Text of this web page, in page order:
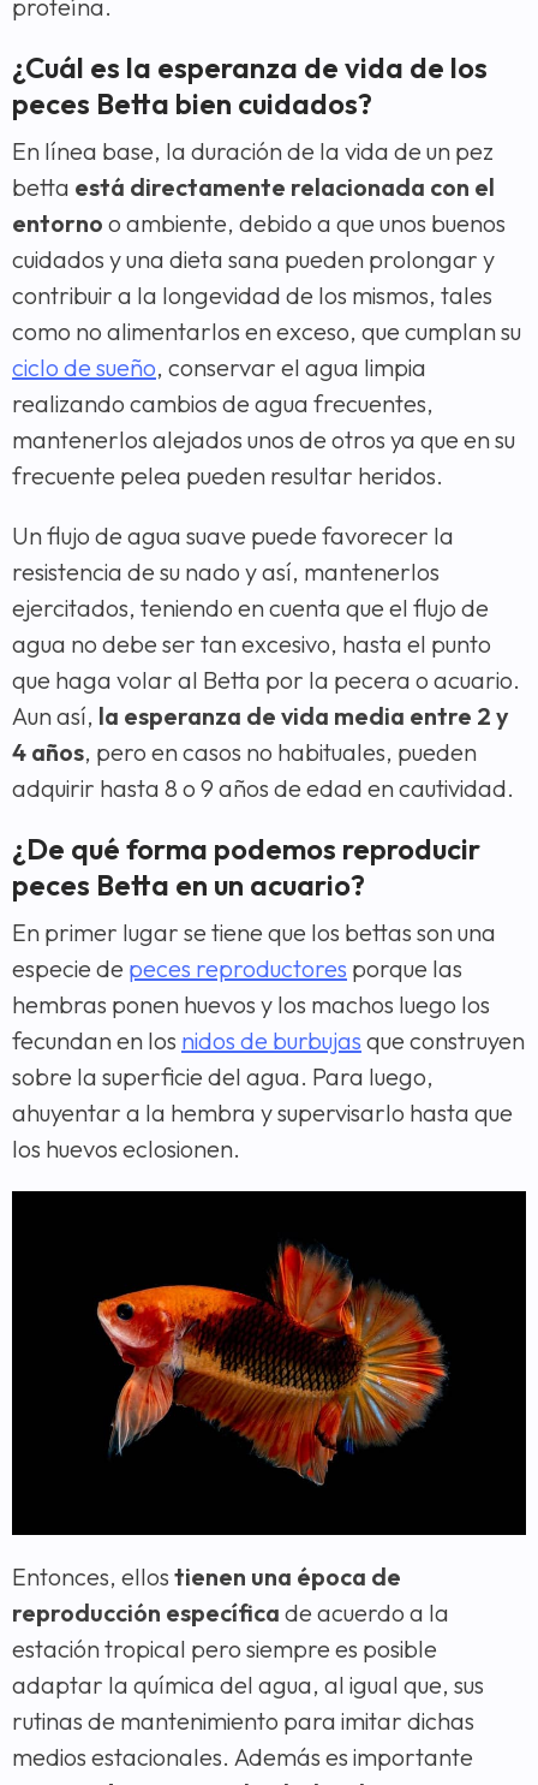
proteína.
¿Cuál es la esperanza de vida de los
peces Betta bien cuidados?
En línea base, la duración de la vida de un pez
betta está directamente relacionada con el
entorno o ambiente, debido a que unos buenos
cuidados y una dieta sana pueden prolongar y
contribuir a la longevidad de los mismos, tales
como no alimentarlos en exceso, que cumplan su
ciclo de sueño, conservar el agua limpia
realizando cambios de agua frecuentes,
mantenerlos alejados unos de otros ya que en su
frecuente pelea pueden resultar heridos.
Un flujo de agua suave puede favorecer la
resistencia de su nado y así, mantenerlos
ejercitados, teniendo en cuenta que el flujo de
agua no debe ser tan excesivo, hasta el punto
que haga volar al Betta por la pecera o acuario.
Aun así, la esperanza de vida media entre 2 y
4 años, pero en casos no habituales, pueden
adquirir hasta 8 o 9 años de edad en cautividad.
¿De qué forma podemos reproducir
peces Betta en un acuario?
En primer lugar se tiene que los bettas son una
especie de peces reproductores porque las
hembras ponen huevos y los machos luego los
fecundan en los nidos de burbujas que construyen
sobre la superficie del agua. Para luego,
ahuyentar a la hembra y supervisarlo hasta que
los huevos eclosionen.
Entonces, ellos tienen una época de
reproducción específica de acuerdo a la
estación tropical pero siempre es posible
adaptar la química del agua, al igual que, sus
rutinas de mantenimiento para imitar dichas
medios estacionales. Además es importante